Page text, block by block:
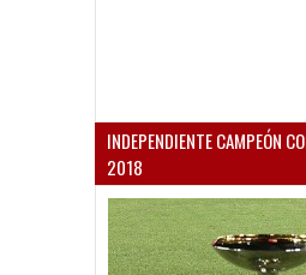
INDEPENDIENTE CAMPEÓN
2018